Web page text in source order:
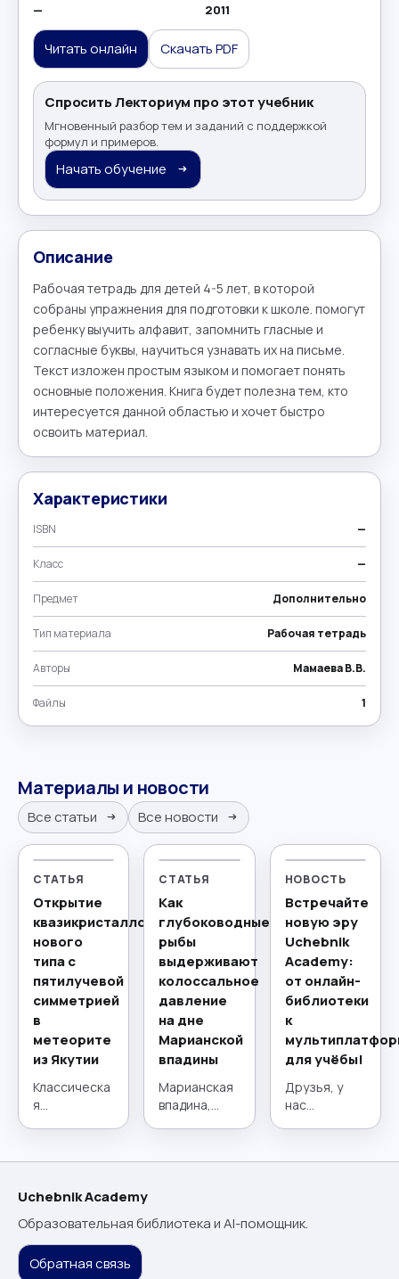
— 2011
Читать онлайн Скачать PDF
Спросить Лекториум про этот учебник
Мгновенный разбор тем и заданий с поддержкой
формул и примеров.
Начать обучение
Описание
Рабочая тетрадь для детей 4-5 лет, в которой
собраны упражнения для подготовки к школе. помогут
ребенку выучить алфавит, запомнить гласные и
согласные буквы, научиться узнавать их на письме.
Текст изложен простым языком и помогает понять
основные положения. Книга будет полезна тем, кто
интересуется данной областью и хочет быстро
освоить материал.
Характеристики
ISBN —
Класс —
Предмет Дополнительно
Тип материала Рабочая тетрадь
Авторы Мамаева В.В.
Файлы 1
Материалы и новости
Все статьи Все новости
СТАТЬЯ
Открытие
квазикристаллов
нового
типа с
пятилучевой
симметрией
в
метеорите
из Якутии
Классическа
я
краеугольны
материалов
протяжении
столетий,
строится на
СТАТЬЯ
Как
глубоководные
рыбы
выдерживают
колоссальное
давление
на дне
Марианской
впадины
Марианская
впадина,
западной
т собой
НОВОСТЬ
Встречайте
новую эру
Uchebnik
Academy:
от онлайн-
библиотеки
к
для учёбы!
Друзья, у
нас
июля наш
шаг вперёд.
Uchebnik Academy
Образовательная библиотека и AI-помощник.
Обратная связь